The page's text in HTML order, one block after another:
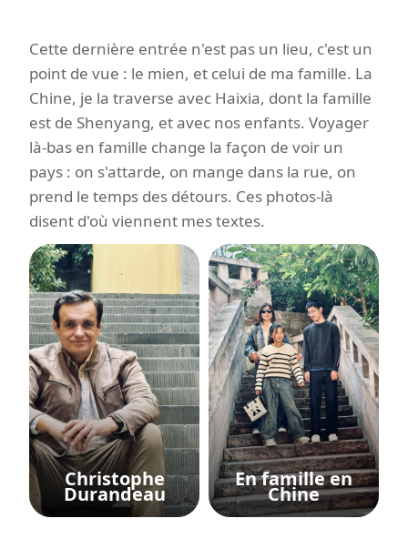
Cette dernière entrée n'est pas un lieu, c'est un
point de vue : le mien, et celui de ma famille. La
Chine, je la traverse avec Haixia, dont la famille
est de Shenyang, et avec nos enfants. Voyager
là-bas en famille change la façon de voir un
pays : on s'attarde, on mange dans la rue, on
prend le temps des détours. Ces photos-là
disent d'où viennent mes textes.
Christophe
Durandeau
En famille en
Chine